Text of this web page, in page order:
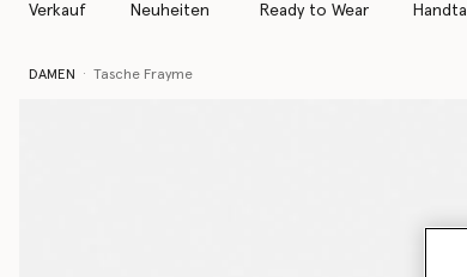
Verkauf Neuheiten Ready to Wear
DAMEN Tasche Frayme